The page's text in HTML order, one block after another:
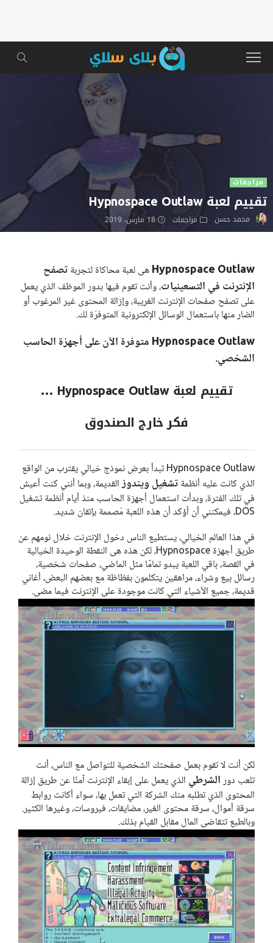
مراجعات
تقييم لعبة Hypnospace Outlaw
محمد حسن مراجعات 18 مارس، 2019
Hypnospace Outlawهى لعبة محاكاة لتجربةتصفح
الإنترنت في التسعينيات، وأنت تقوم فيها بدور الموظف الذي يعمل
على تصفح صفحات الإنترنت الغريبة، وإزالة المحتوى غير المرغوب أو
الضار منها باستعمال الوسائل الإلكترونية المتوفرّة لك.
Hypnospace Outlaw متوفرة الآن على أجهزة الحاسب
الشخصي.
تقييم لعبة Hypnospace Outlaw …
فكر خارج الصندوق
Hypnospace Outlaw تبدأ بعرض نموذج خيالي يقترب من الواقع
الذي كانت عليه أنظمةتشغيل ويندوزالقديمة، وبما أنني كنت أعيش
في تلك الفترة، وبدأت استعمال أجهزة الحاسب منذ أيام أنظمة تشغيل
DOS، فيمكنني أن أؤكد أن هذه اللعبة مُصممة بإتقان شديد.
في هذا العالم الخيالي، يستطيع الناس دخول الإنترنت خلال نومهم عن
طريق أجهزة Hypnospace، لكن هذه هى النقطة الوحيدة الخيالية
في القصة، باقي اللعبة يبدو تمامًا مثل الماضي، صفحات شخصية،
رسائل بيع وشراء، مراهقين يتكلمون بفظاظة مع بعضهم البعض، أغاني
قديمة، جميع الأشياء التي كانت موجودة على الإنترنت فيما مضى.
لكن أنت لا تقوم بعمل صفحتك الشخصية للتواصل مع الناس، أنت
تلعب دورالشرطي الذي يعمل على إبقاء الإنترنت آمنًا عن طريق إزالة
المحتوى الذي تطلبه منك الشركة التي تعمل بها، سواء أكانت روابط
سرقة أموال، سرقة محتوى الغير، مضايقات، فيروسات، وغيرها الكثير.
وبالطبع تتقاضى المال مقابل القيام بذلك.